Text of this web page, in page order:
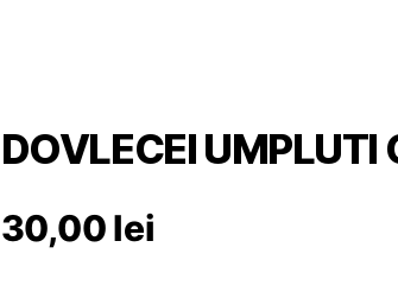
DOVLECEI UMPLUTI
30,00lei